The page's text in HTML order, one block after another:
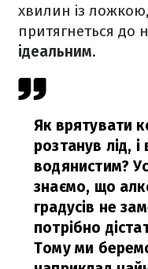
хвилин із
притягнеться до
ідеальним.
Як врятувати
розтанув лід,
водянистим?
знаємо, що
градусів не
потрібно
Тому ми